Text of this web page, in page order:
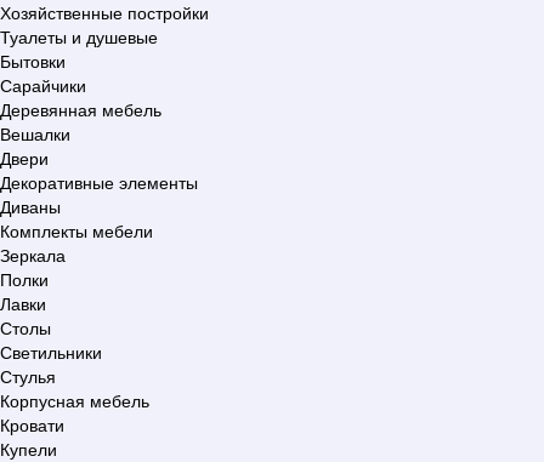
Хозяйственные постройки
Туалеты и душевые
Бытовки
Сарайчики
Деревянная мебель
Вешалки
Двери
Декоративные элементы
Диваны
Комплекты мебели
Зеркала
Полки
Лавки
Столы
Светильники
Стулья
Корпусная мебель
Кровати
Купели